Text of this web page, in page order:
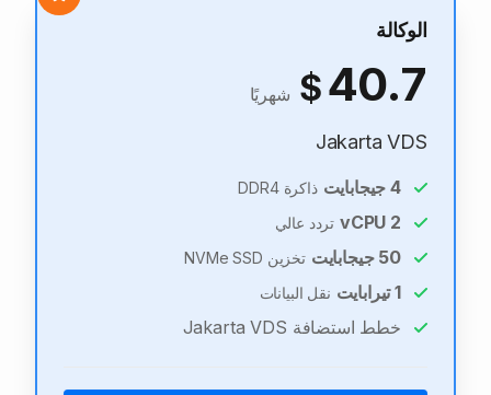
الوكالة
40.7
$ شهريًا
Jakarta VDS
4جيجابايت ذاكرة DDR4
2 تردد عالي
50 جيجابايت تخزين NVMe SSD
1تيرابايت نقل البيانات
خطط استضافة Jakarta VDS